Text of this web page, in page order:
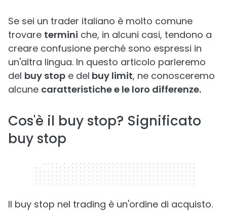
Se sei un trader italiano è molto comune
trovare termini che, in alcuni casi, tendono a
creare confusione perché sono espressi in
un'altra lingua. In questo articolo parleremo
del buy stop e del buy limit, ne conosceremo
alcune caratteristiche e le loro differenze.
Cos'è il buy stop? Significato
buy stop
320 x 50
Il buy stop nel trading è un'ordine di acquisto.